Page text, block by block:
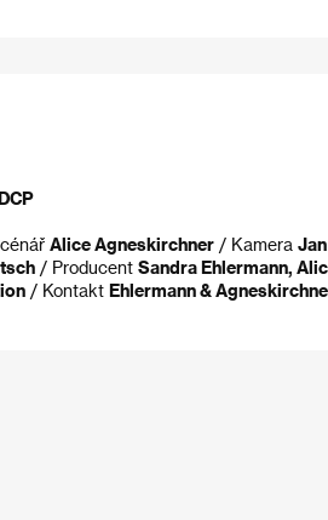
Alice Agneskirchner / Kamera
/ Producent Sandra Ehlermann,
/ Kontakt Ehlermann &